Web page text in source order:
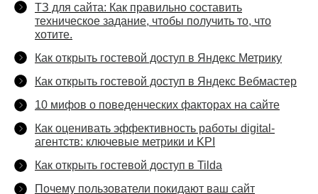
ТЗ для сайта: Как правильно составить
техническое задание, чтобы получить то, что
хотите.
Как открыть гостевой доступ в Яндекс Метрику
Как открыть гостевой доступ в Яндекс Вебмастер
10 мифов о поведенческих факторах на сайте
Как оценивать эффективность работы digital-
агентств: ключевые метрики и KPI
Как открыть гостевой доступ в Tilda
Почему пользователи покидают ваш сайт